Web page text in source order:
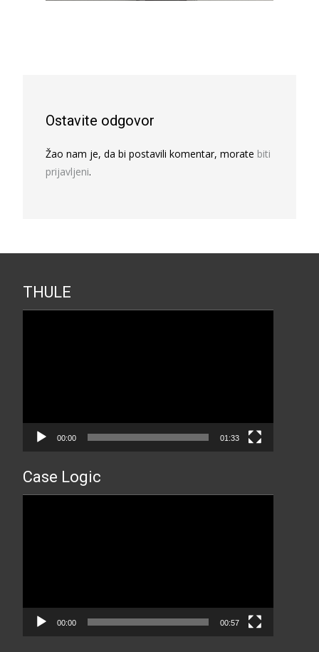
Ostavite odgovor
Žao nam je, da bi postavili komentar, morate biti
prijavljeni.
THULE
00:00 01:33
Case Logic
00:00 00:57